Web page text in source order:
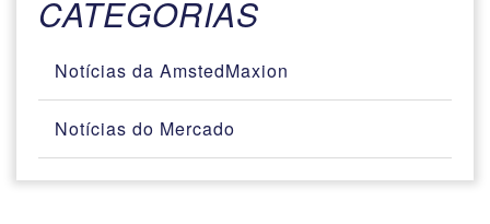
CATEGORIAS
Notícias da AmstedMaxion
Notícias do Mercado